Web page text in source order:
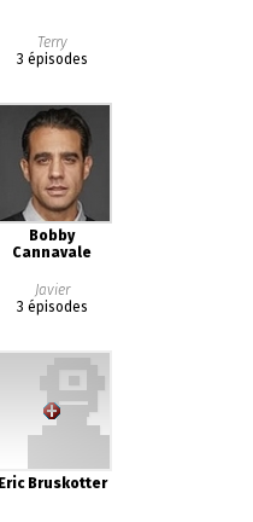
Terry
3 épisodes
Bobby
Cannavale
Javier
3 épisodes
Eric Bruskotter